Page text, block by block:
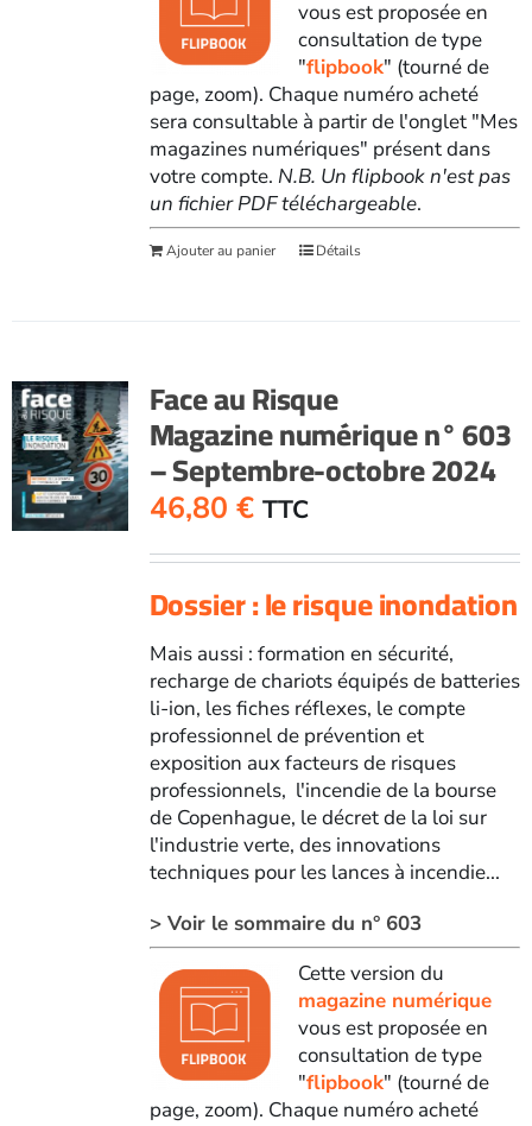
vous est proposée en
consultation de type
"flipbook" (tourné de
page, zoom). Chaque numéro acheté
sera consultable à partir de l'onglet "Mes
magazines numériques" présent dans
votre compte. N.B. Un flipbook n'est pas
un fichier PDF téléchargeable.
Ajouter au panier Détails
Face au Risque
Magazine numérique n° 603
– Septembre-octobre 2024
46,80 € TTC
Dossier : le risque inondation
Mais aussi : formation en sécurité,
recharge de chariots équipés de batteries
li-ion, les fiches réflexes, le compte
professionnel de prévention et
exposition aux facteurs de risques
professionnels, l'incendie de la bourse
de Copenhague, le décret de la loi sur
l'industrie verte, des innovations
techniques pour les lances à incendie...
> Voir le sommaire du n° 603
Cette version du
magazine numérique
vous est proposée en
consultation de type
"flipbook" (tourné de
page, zoom). Chaque numéro acheté